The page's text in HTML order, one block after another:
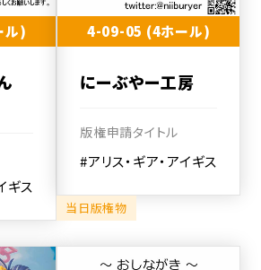
ル)
ギス
4-09-05 (4ホール)
にーぶやー工房
版権申請タイトル
#アリス・ギア・アイギス
当日版権物